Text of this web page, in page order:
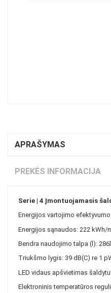
APRAŠYMAS
PREKĖS INFORMACIJA
Serie | 4 Įmontuojamasis
Energijos vartojimo efektyvumo
Energijos sąnaudos: 222 kWh/
Bendra naudojimo talpa (l): 286l
Triukšmo lygis: 39 dB(C) re 1
LED vidaus apšvietimas
Elektroninis temperatūros